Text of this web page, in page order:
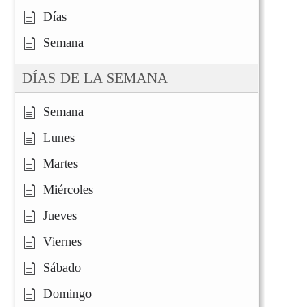
Días
Semana
DÍAS DE LA SEMANA
Semana
Lunes
Martes
Miércoles
Jueves
Viernes
Sábado
Domingo